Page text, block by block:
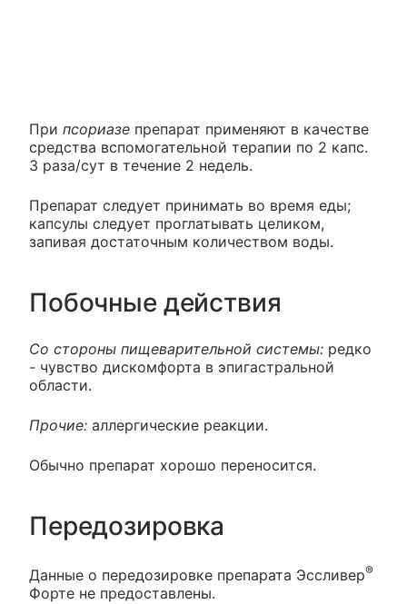
При псориазе препарат применяют в качестве
средства вспомогательной терапии по 2 капс.
3 раза/сут в течение 2 недель.
Препарат следует принимать во время еды;
капсулы следует проглатывать целиком,
запивая достаточным количеством воды.
Побочные действия
Со стороны пищеварительной системы: редко
- чувство дискомфорта в эпигастральной
области.
Прочие: аллергические реакции.
Обычно препарат хорошо переносится.
Передозировка
Данные о передозировке препарата Эссливер®
Форте не предоставлены.